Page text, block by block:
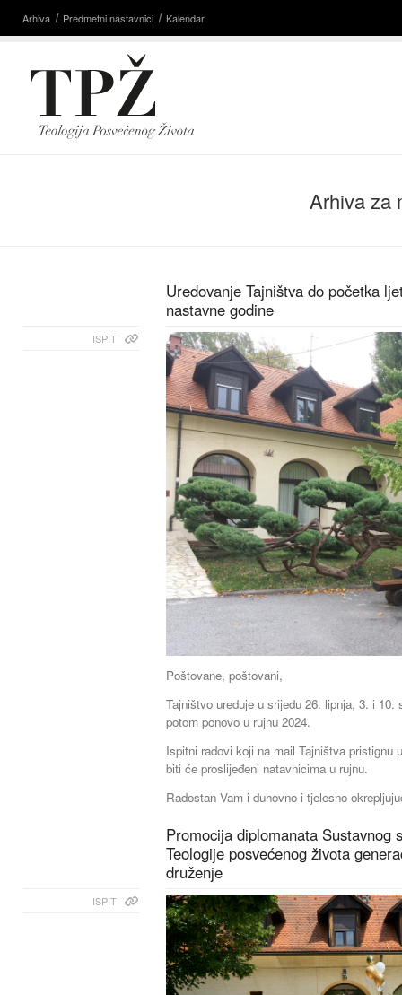
Arhiva Predmetni nastavnici Kalendar
Arhiva za
Uredovanje Tajništva do početka
nastavne godine
ISPIT
Poštovane, poštovani,
Tajništvo ureduje u srijedu 26. lipnja, 3. i 10.
potom ponovo u rujnu 2024.
Ispitni radovi koji na mail Tajništva pristignu
biti će proslijeđeni natavnicima u rujnu.
Radostan Vam i duhovno i tjelesno
Promocija diplomanata Sustavnog
Teologije posvećenog života
druženje
ISPIT